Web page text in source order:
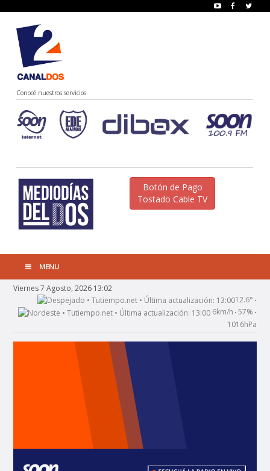
Conocé nuestros servicios
Botón de Pago
Tostado Cable TV
MENU
Viernes 7 Agosto, 2026 13:02
12.6° •
6km/h • 57% •
1016hPa